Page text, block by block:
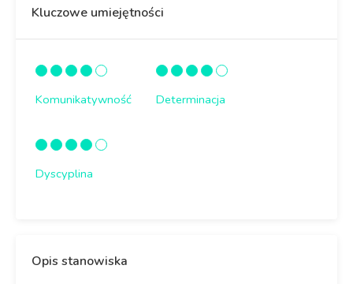
Kluczowe umiejętności
Komunikatywność Determinacja
Dyscyplina
Opis stanowiska